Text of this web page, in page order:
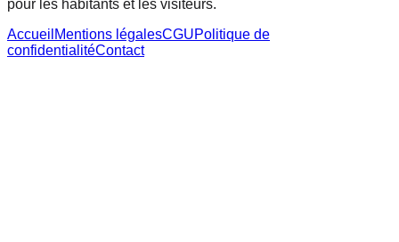
pour les habitants et les visiteurs.
Accueil Mentions légalesCGUPolitique de
confidentialitéContact